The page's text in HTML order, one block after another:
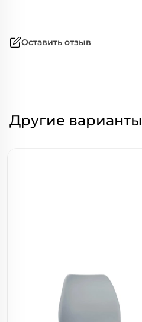
Оставить отзыв
Другие варианты